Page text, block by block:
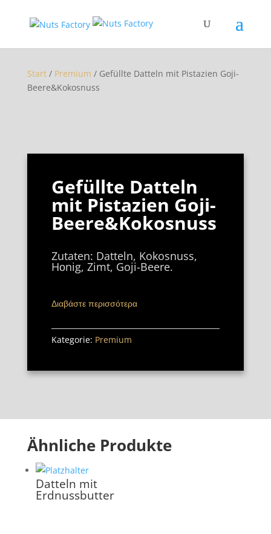
Start/ Premium / Gefüllte Datteln mit Pistazien Goji-
Beere&Kokosnuss
Gefüllte Datteln
mit Pistazien Goji-
Beere&Kokosnuss
Zutaten: Datteln, Kokosnuss,
Hοnig, Zimt, Goji-Beere.
Διαβάστε περισσότερα
Kategorie: Premium
Ähnliche Produkte
Datteln mit
Erdnussbutter